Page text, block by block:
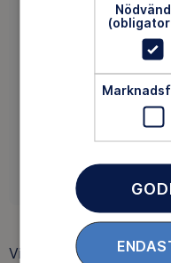
Hittade
Saknar du
kan du vara med
Visar 0 av 0 äventyr